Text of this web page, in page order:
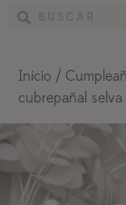
Inicio /
cubrepañal